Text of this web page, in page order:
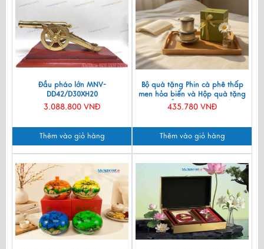
Đầu pháo lớn MNV-
DD42/D30XH20
3.088.800 VNĐ
Thêm vào giỏ hàng
Bộ quà tặng Phin cà phê thấp
men hỏa biến và Hộp quà tặng
cao cấp MNV-CFVH03/2
435.780 VNĐ
Thêm vào giỏ hàng